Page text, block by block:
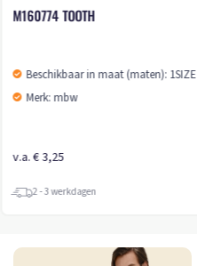
M160033 ZOO ANIMAL LION OLE
Beschikbaar in maat (maten): 1SIZE
Merk: mbw
v.a. € 6,10
2 - 3 werkdagen